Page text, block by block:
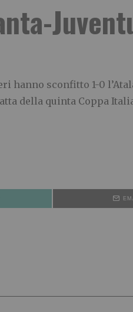
hanno sconfitto 1-0
della quinta Coppa